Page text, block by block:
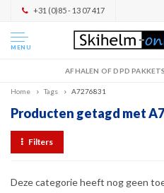
+31 (0)85 - 13 07 417
MENU
AFHALEN OF DPD
Home Tags A7276831
Producten getagd met
Filters
Deze categorie heeft nog geen